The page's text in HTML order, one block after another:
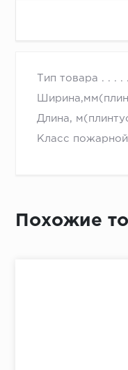
Тип товара
Длина,
Класс
Похожие